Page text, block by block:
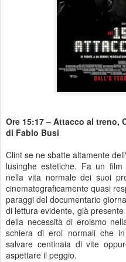
Ore 15:17 – Attacco al treno,
di Fabio Busi
Clint se ne sbatte altamente
lusinghe estetiche. Fa un
nella vita normale dei suoi
cinematograficamente quasi
paraggi del documentario
di lettura evidente, già
della necessità di eroismo
schiera di eroi normali che
salvare centinaia di vite
aspettare il peggio.